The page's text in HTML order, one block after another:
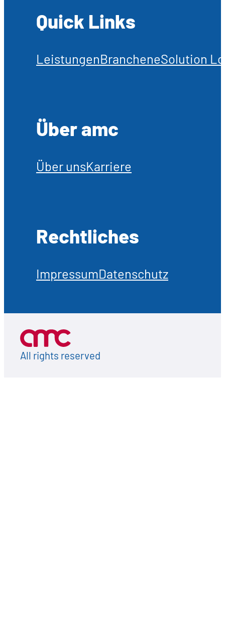
Quick Links
LeistungenBrancheneSolution
Über amc
Über unsKarriere
Rechtliches
ImpressumDatenschutz
All rights reserved